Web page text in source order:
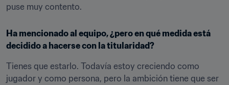
puse muy contento.
Ha mencionado al equipo, ¿pero en qué medida está
decidido a hacerse con la titularidad?
Tienes que estarlo. Todavía estoy creciendo como
jugador y como persona, pero la ambición tiene que ser